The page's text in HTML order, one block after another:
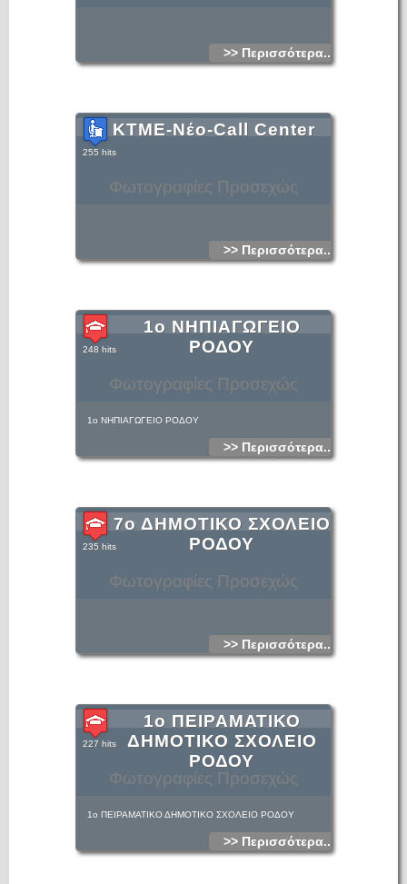
>> Περισσότερα...
Φωτογραφίες Προσεχώς
ΚΤΜΕ-Νέο-Call Center
255 hits
>> Περισσότερα...
Φωτογραφίες Προσεχώς
1ο ΝΗΠΙΑΓΩΓΕΙΟ
ΡΟΔΟΥ
248 hits
1ο ΝΗΠΙΑΓΩΓΕΙΟ ΡΟΔΟΥ
>> Περισσότερα...
Φωτογραφίες Προσεχώς
7ο ΔΗΜΟΤΙΚΟ ΣΧΟΛΕΙΟ
ΡΟΔΟΥ
235 hits
>> Περισσότερα...
Φωτογραφίες Προσεχώς
1ο ΠΕΙΡΑΜΑΤΙΚΟ
ΔΗΜΟΤΙΚΟ ΣΧΟΛΕΙΟ
ΡΟΔΟΥ
227 hits
1ο ΠΕΙΡΑΜΑΤΙΚΟ ΔΗΜΟΤΙΚΟ ΣΧΟΛΕΙΟ ΡΟΔΟΥ
>> Περισσότερα...